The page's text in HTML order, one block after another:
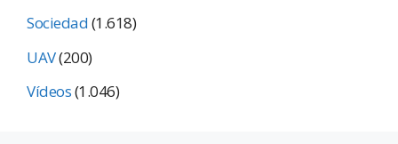
Sociedad(1.618)
UAV(200)
Vídeos(1.046)